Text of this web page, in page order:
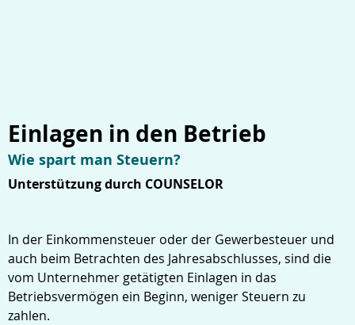
Einlagen in den Betrieb
Wie spart man Steuern?
Unterstützung durch COUNSELOR
In der Einkommensteuer oder der Gewerbesteuer und
auch beim Betrachten des Jahresabschlusses, sind die
vom Unternehmer getätigten Einlagen in das
Betriebsvermögen ein Beginn, weniger Steuern zu
zahlen.